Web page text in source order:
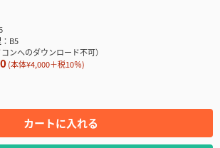
B5
ンへのダウンロード不可）
(本体¥4,000＋税10％)
カートに入れる